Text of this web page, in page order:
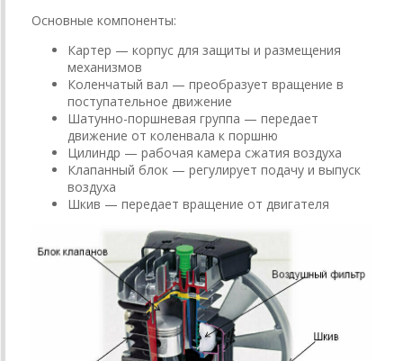
Основные компоненты:
Картер — корпус для защиты и размещения
механизмов
Коленчатый вал — преобразует вращение в
поступательное движение
Шатунно-поршневая группа — передает
движение от коленвала к поршню
Цилиндр — рабочая камера сжатия воздуха
Клапанный блок — регулирует подачу и выпуск
воздуха
Шкив — передает вращение от двигателя